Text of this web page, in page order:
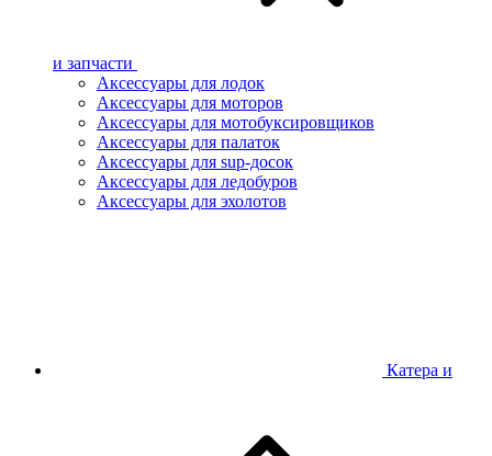
и запчасти
Аксессуары для лодок
Аксессуары для моторов
Аксессуары для мотобуксировщиков
Аксессуары для палаток
Аксессуары для sup-досок
Аксессуары для ледобуров
Аксессуары для эхолотов
Катера и